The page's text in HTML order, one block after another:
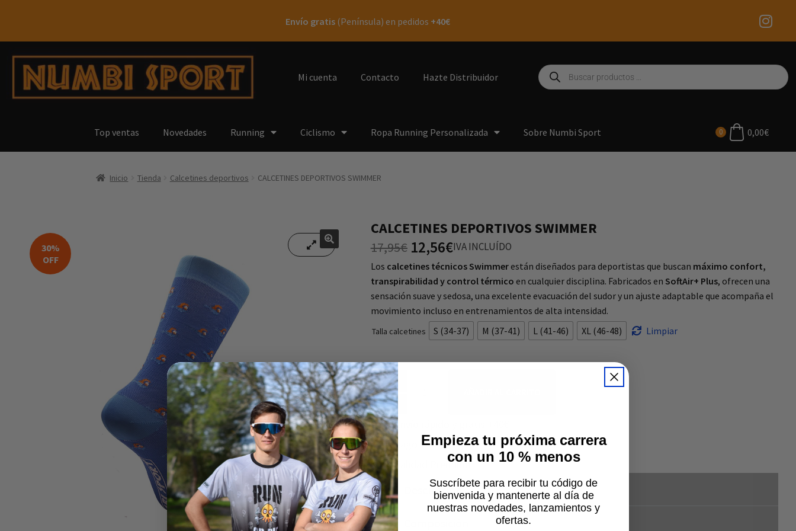
Envío gratis (Península) en pedidos +40€
Mi cuenta Contacto Hazte Distribuidor
Top ventas Novedades Running Ciclismo Ropa Running Personalizada Sobre Numbi Sport 0 0,00€
Inicio Tienda Calcetines deportivos CALCETINES DEPORTIVOS SWIMMER
30%
OFF
🔍
CALCETINES DEPORTIVOS SWIMMER
17,95€ 12,56€IVA INCLUÍDO
Los calcetines técnicos Swimmerestán diseñados para deportistas que buscan máximo confort,
transpirabilidad y control térmico en cualquier disciplina. Fabricados en SoftAir+ Plus, ofrecen una
sensación suave y sedosa, una excelente evacuación del sudor y un ajuste adaptable que acompaña el
movimiento incluso en entrenamientos de alta intensidad.
Talla calcetines S (34-37) M (37-41) L (41-46) XL (46-48) Limpiar
Envío rápido y gratis +40€
Pago 100% seguro
Calidad Premium
Descripción
Empieza tu próxima carrera
con un 10 % menos
Suscríbete para recibir tu código de
bienvenida y mantenerte al día de
nuestras novedades, lanzamientos y
ofertas.